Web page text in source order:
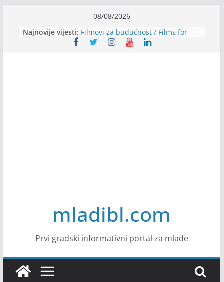
content
08/08/2026
Najnovije vijesti: Filmovi za budućnost / Films for
Future
mladibl.com
Prvi gradski informativni portal za mlade